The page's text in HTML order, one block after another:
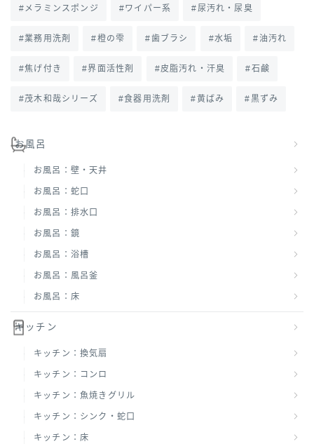
メラミンスポンジ ワイパー系 尿汚れ・尿臭
業務用洗剤 橙の雫 歯ブラシ 水垢 油汚れ
焦げ付き 界面活性剤 皮脂汚れ・汗臭 石鹸
茂木和哉シリーズ 食器用洗剤 黄ばみ 黒ずみ
お風呂
お風呂：壁・天井
お風呂：蛇口
お風呂：排水口
お風呂：鏡
お風呂：浴槽
お風呂：風呂釜
お風呂：床
キッチン
キッチン：換気扇
キッチン：コンロ
キッチン：魚焼きグリル
キッチン：シンク・蛇口
キッチン：床